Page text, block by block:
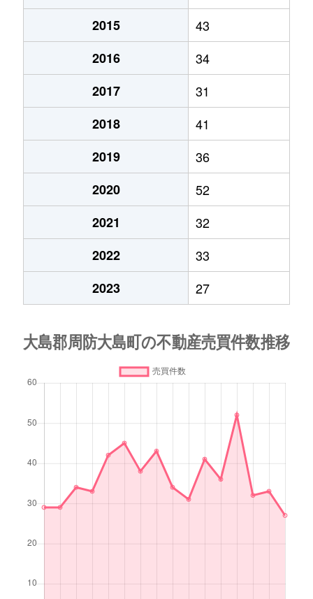
2015
43
2016
34
2017
31
2018
41
2019
36
2020
52
2021
32
2022
33
2023
27